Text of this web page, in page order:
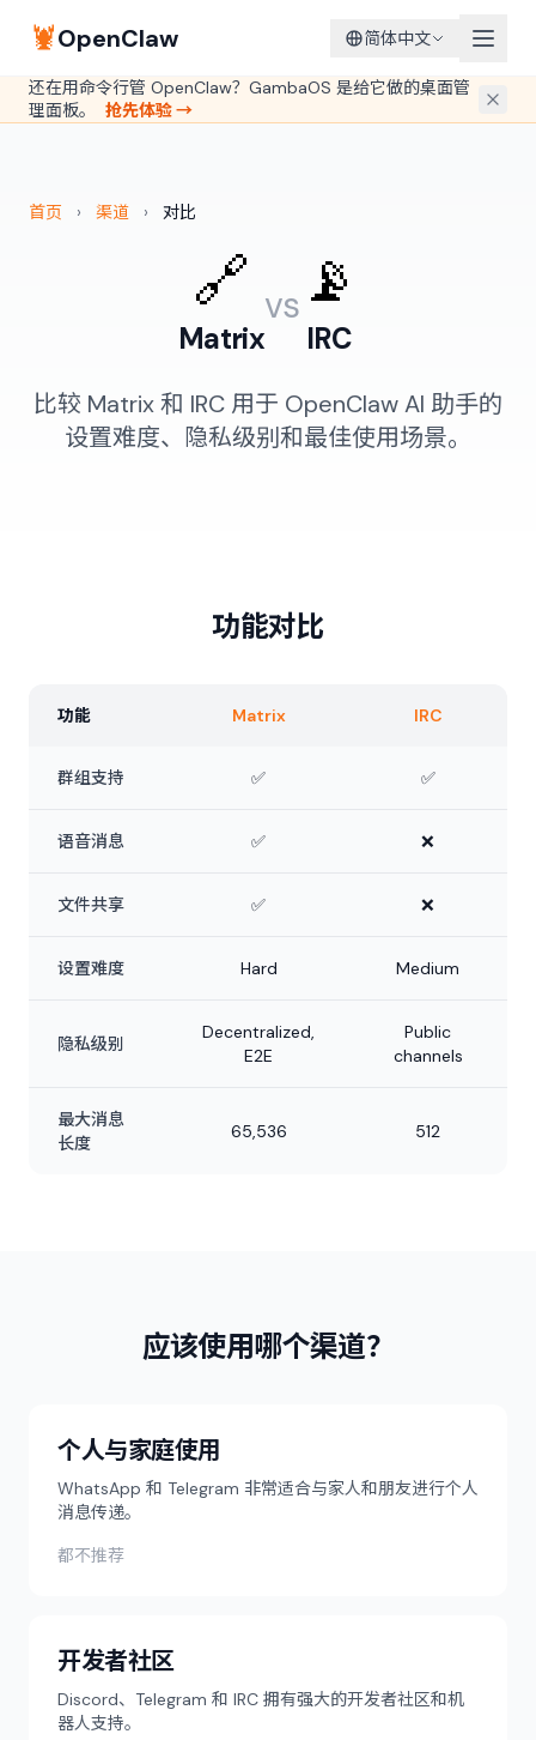
🦞OpenClaw 简体中文
还在用命令行管 OpenClaw？GambaOS 是给它做的桌面管
理面板。
抢先体验 →
首页 › 渠道 › 对比
🔗
Matrix
vs 📡
IRC
比较 Matrix 和 IRC 用于 OpenClaw AI 助手的
设置难度、隐私级别和最佳使用场景。
功能对比
功能 Matrix IRC
群组支持 ✅ ✅
语音消息 ✅ ❌
文件共享 ✅ ❌
设置难度 Hard Medium
隐私级别
Decentralized,
E2E
Public
channels
最大消息
长度
65,536 512
应该使用哪个渠道？
个人与家庭使用
WhatsApp 和 Telegram 非常适合与家人和朋友进行个人
消息传递。
都不推荐
开发者社区
Discord、Telegram 和 IRC 拥有强大的开发者社区和机
器人支持。